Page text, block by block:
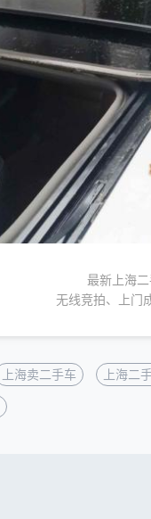
最新上海
无线竞拍、上门
上海卖二手车 上海二